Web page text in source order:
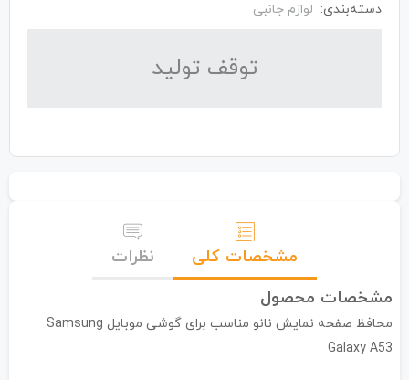
دسته‌بندی: لوازم جانبی
توقف تولید
مشخصات کلی
نظرات
مشخصات محصول
محافظ صفحه نمایش نانو مناسب برای گوشی موبایل Samsung
Galaxy A53